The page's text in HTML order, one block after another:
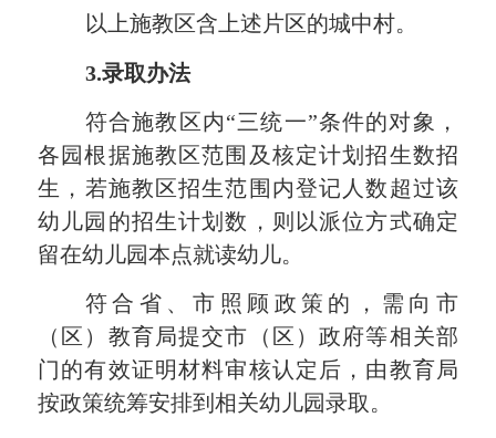
以上施教区含上述片区的城中村。
3.录取办法
符合施教区内“三统一”条件的对象，
各园根据施教区范围及核定计划招生数招
生 ， 若施教区招生范围内登记人数超过该
幼儿园的招生计划数，则以派位方式确定
留在幼儿园本点就读幼儿。
符合省、市照顾政策的， 需向市
（区）教育局提交市（区）政府等相关部
门的有效证明材料审核认定后，由教育局
按政策统筹安排到相关幼儿园录取。